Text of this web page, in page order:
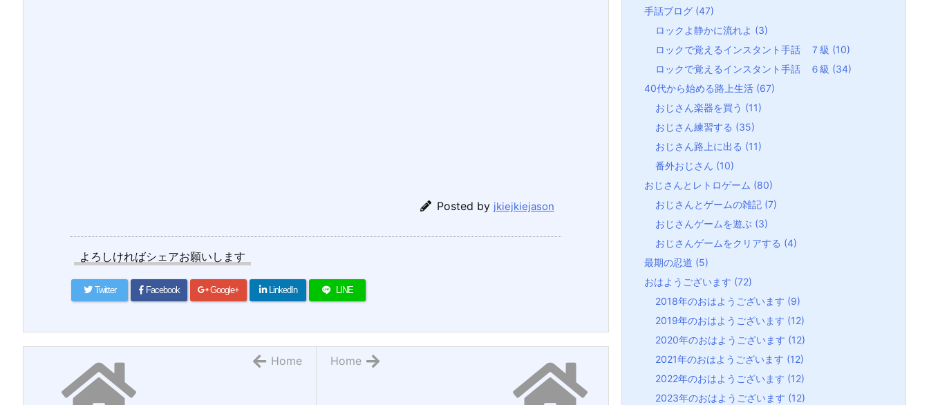
Posted by jkiejkiejason
よろしければシェアお願いします
Twitter Facebook Google+ LinkedIn LINE
Home
Home
手話ブログ (47)
ロックよ静かに流れよ (3)
ロックで覚えるインスタント手話 ７級 (10)
ロックで覚えるインスタント手話 ６級 (34)
40代から始める路上生活 (67)
おじさん楽器を買う (11)
おじさん練習する (35)
おじさん路上に出る (11)
番外おじさん (10)
おじさんとレトロゲーム (80)
おじさんとゲームの雑記 (7)
おじさんゲームを遊ぶ (3)
おじさんゲームをクリアする (4)
最期の忍道 (5)
おはようございます (72)
2018年のおはようございます (9)
2019年のおはようございます (12)
2020年のおはようございます (12)
2021年のおはようございます (12)
2022年のおはようございます (12)
2023年のおはようございます (12)